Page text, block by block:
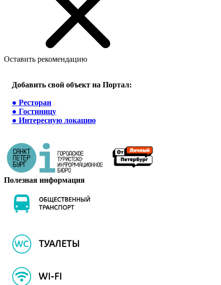
Оставить рекомендацию
Добавить свой объект на Портал:
● Ресторан
● Гостиницу
● Интересную локацию
Полезная информация